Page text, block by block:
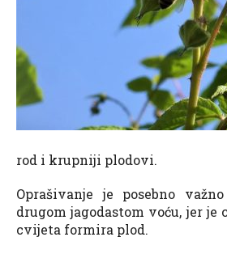
rod i krupniji plodovi.
Oprašivanje je posebno
drugom jagodastom voću, jer je
cvijeta formira plod.